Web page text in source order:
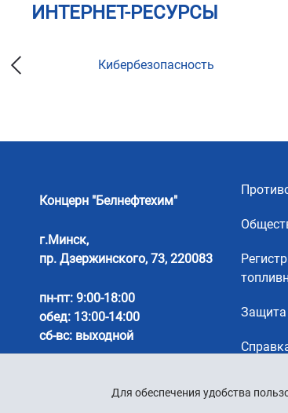
Для обеспечения удобства
ИНТЕРНЕТ-РЕСУРСЫ
Кибербезопасность
Концерн "Белнефтехим"
г.Минск,
пр. Дзержинского, 73, 220083
пн-пт: 9:00-18:00
обед: 13:00-14:00
сб-вс: выходной
Защита